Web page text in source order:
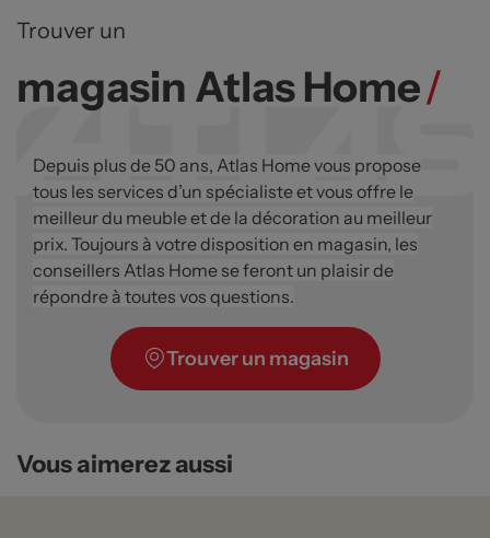
Trouver un
magasin Atlas Home/
Depuis plus de 50 ans, Atlas Home vous propose
tous les services d’un spécialiste et vous offre le
meilleur du meuble et de la décoration au meilleur
prix. Toujours à votre disposition en magasin, les
conseillers Atlas Home se feront un plaisir de
répondre à toutes vos questions.
Trouver un magasin
Vous aimerez aussi